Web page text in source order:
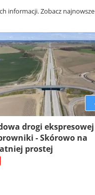
informacji. Zobacz
drogi ekspresowej
- Skórowo na
prostej